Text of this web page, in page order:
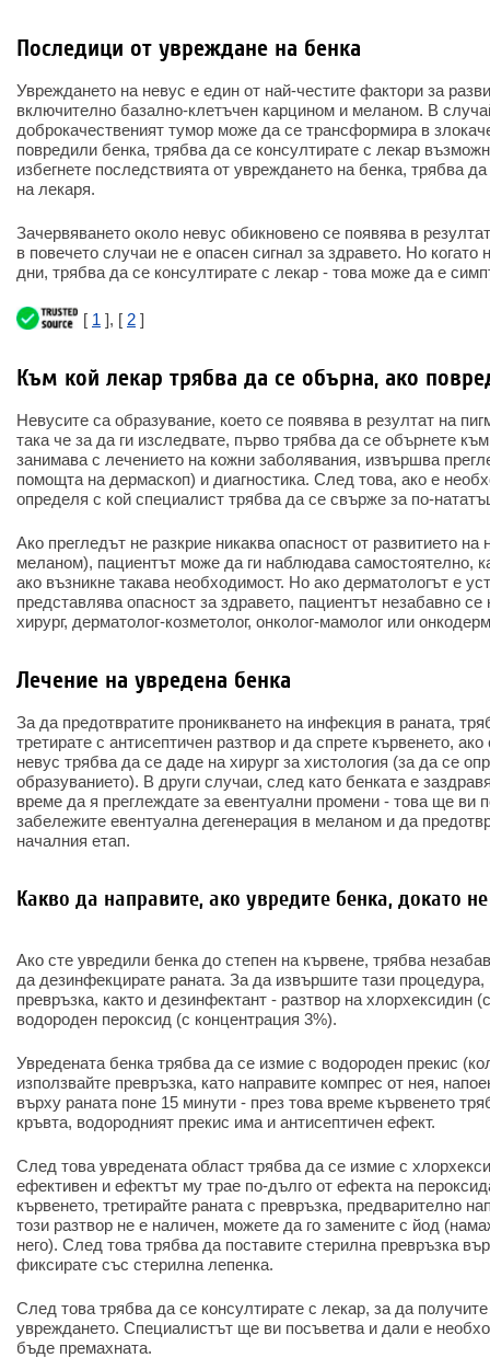
Последици от увреждане на бенка
Увреждането на невус е един от най-честите фактори за
включително базално-клетъчен карцином и меланом. В
доброкачественият тумор може да се трансформира в
повредили бенка, трябва да се консултирате с лекар
избегнете последствията от увреждането на бенка, трябва
на лекаря.
Зачервяването около невус обикновено се появява в
в повечето случаи не е опасен сигнал за здравето. Но
дни, трябва да се консултирате с лекар - това може да е
[ 1 ], [ 2 ]
Към кой лекар трябва да се обърна, ако
Невусите са образувание, което се появява в резултат на
така че за да ги изследвате, първо трябва да се обърнете
занимава с лечението на кожни заболявания, извършва
помощта на дермаскоп) и диагностика. След това, ако е
определя с кой специалист трябва да се свърже за по-
Ако прегледът не разкрие никаква опасност от развитието
меланом), пациентът може да ги наблюдава самостоятелно,
ако възникне такава необходимост. Но ако дерматологът е
представлява опасност за здравето, пациентът незабавно
хирург, дерматолог-козметолог, онколог-мамолог или
Лечение на увредена бенка
За да предотвратите проникването на инфекция в раната,
третирате с антисептичен разтвор и да спрете кървенето,
невус трябва да се даде на хирург за хистология (за да се
образуванието). В други случаи, след като бенката е
време да я преглеждате за евентуални промени - това ще ви
забележите евентуална дегенерация в меланом и да
началния етап.
Какво да направите, ако увредите бенка, докато
Ако сте увредили бенка до степен на кървене, трябва
да дезинфекцирате раната. За да извършите тази
превръзка, както и дезинфектант - разтвор на хлорхексидин
водороден пероксид (с концентрация 3%).
Увредената бенка трябва да се измие с водороден прекис
използвайте превръзка, като направите компрес от нея,
върху раната поне 15 минути - през това време кървенето
кръвта, водородният прекис има и антисептичен ефект.
След това увредената област трябва да се измие с
ефективен и ефектът му трае по-дълго от ефекта на
кървенето, третирайте раната с превръзка, предварително
този разтвор не е наличен, можете да го замените с йод
него). След това трябва да поставите стерилна превръзка
фиксирате със стерилна лепенка.
След това трябва да се консултирате с лекар, за да
увреждането. Специалистът ще ви посъветва и дали е
бъде премахната.